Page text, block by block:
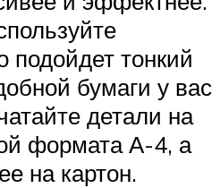
подойдет тонкий
бумаги у вас
детали на
формата А-4, а
на картон.